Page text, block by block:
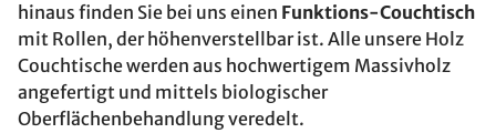
hinaus finden Sie bei uns einen Funktions-Couchtisch
mit Rollen, der höhenverstellbar ist. Alle unsere Holz
Couchtische werden aus hochwertigem Massivholz
angefertigt und mittels biologischer
Oberflächenbehandlung veredelt.